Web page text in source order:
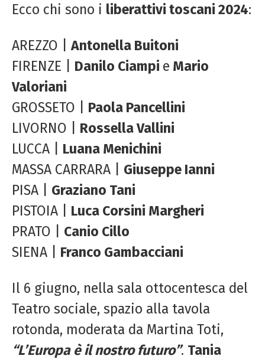
Ecco chi sono i liberattivi toscani 2024:
AREZZO | Antonella Buitoni
FIRENZE | Danilo Ciampi e Mario
Valoriani
GROSSETO | Paola Pancellini
LIVORNO | Rossella Vallini
LUCCA | Luana Menichini
MASSA CARRARA | Giuseppe Ianni
PISA | Graziano Tani
PISTOIA | Luca Corsini Margheri
PRATO | Canio Cillo
SIENA | Franco Gambacciani
Il 6 giugno, nella sala ottocentesca del
Teatro sociale, spazio alla tavola
rotonda, moderata da Martina Toti,
“L’Europa è il nostro futuro”. Tania